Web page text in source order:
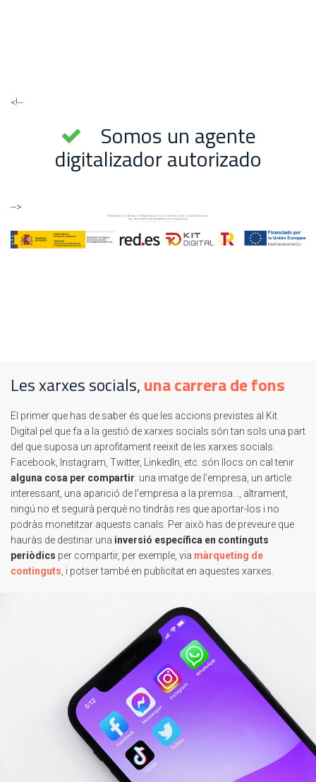
<!--
Somos un agente
digitalizador autorizado
-->
Les xarxes socials,una carrera de fons
El primer que has de saber és que les accions previstes al Kit
Digital pel que fa a la gestió de xarxes socials són tan sols una part
del que suposa un aprofitament reeixit de les xarxes socials.
Facebook, Instagram, Twitter, LinkedIn, etc. són llocs on cal tenir
alguna cosa per compartir: una imatge de l'empresa, un article
interessant, una aparició de l'empresa a la premsa..., altrament,
ningú no et seguirà perquè no tindràs res que aportar-los i no
podràs monetitzar aquests canals. Per això has de preveure que
hauràs de destinar una inversió específica en continguts
periòdics per compartir, per exemple, via màrqueting de
continguts, i potser també en publicitat en aquestes xarxes.